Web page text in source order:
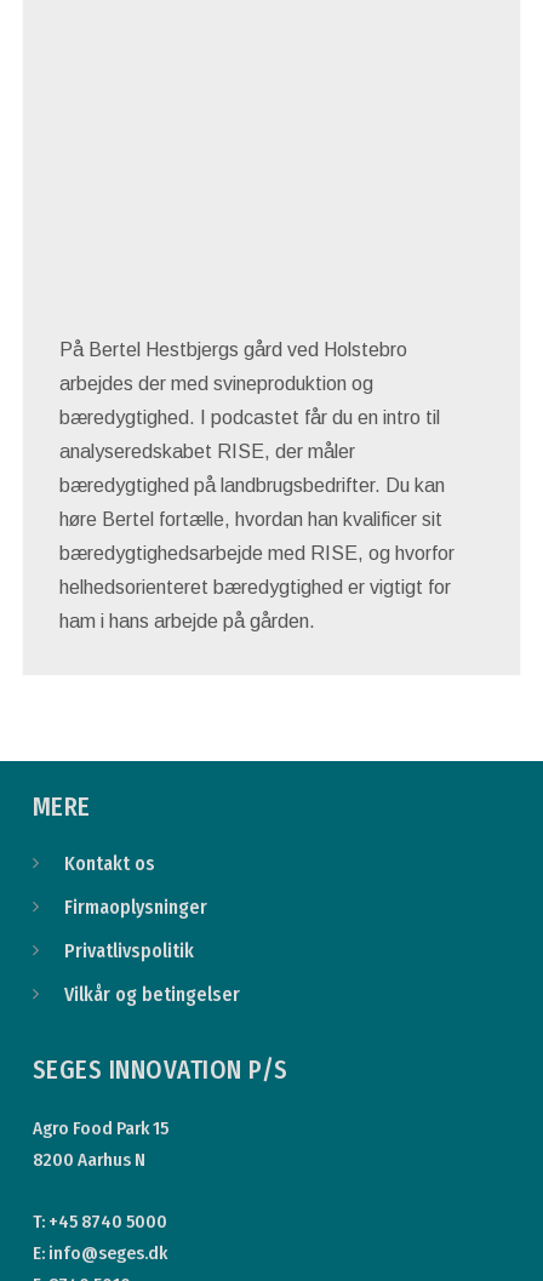
På Bertel Hestbjergs gård ved Holstebro
arbejdes der med svineproduktion og
bæredygtighed. I podcastet får du en intro til
analyseredskabet RISE, der måler
bæredygtighed på landbrugsbedrifter. Du kan
høre Bertel fortælle, hvordan han kvalificer sit
bæredygtighedsarbejde med RISE, og hvorfor
helhedsorienteret bæredygtighed er vigtigt for
ham i hans arbejde på gården.
MERE
Kontakt os
Firmaoplysninger
Privatlivspolitik
Vilkår og betingelser
SEGES INNOVATION P/S
Agro Food Park 15
8200 Aarhus N
T: +45 8740 5000
E: info@seges.dk